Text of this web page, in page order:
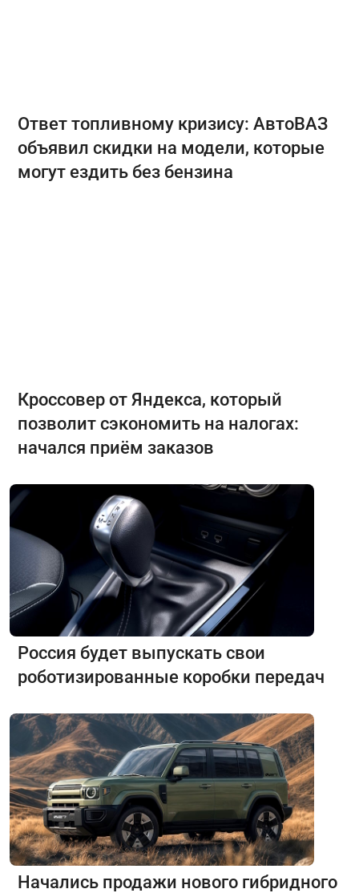
Ответ топливному кризису: АвтоВАЗ
объявил скидки на модели, которые
могут ездить без бензина
Кроссовер от Яндекса, который
позволит сэкономить на налогах:
начался приём заказов
Россия будет выпускать свои
роботизированные коробки передач
Начались продажи нового гибридного